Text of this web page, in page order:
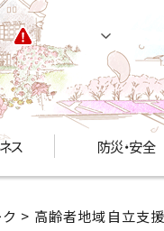
緊急情報
ス 防災・安全
> 高齢者地域自立支